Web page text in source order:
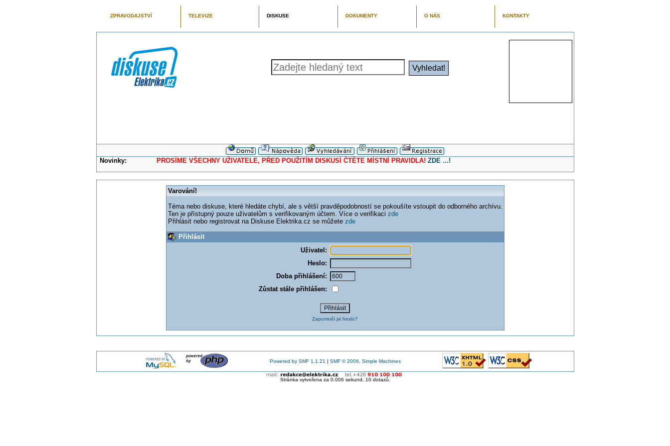
ZPRAVODAJSTVÍ TELEVIZE DISKUSE DOKUMENTY O NÁS KONTAKTY
Novinky: PROSÍME VŠECHNY UŽIVATELE, PŘED POUŽITÍM DISKUSÍ ČTĚTE MÍSTNÍ PRAVIDLA! ZDE ...!
Varování!
Téma nebo diskuse, které hledáte chybí, ale s větší pravděpodobností se pokoušíte vstoupit do odborného archívu.
Ten je přístupný pouze uživatelům s verifikovaným účtem. Více o verifikaci zde
Přihlásit nebo registrovat na Diskuse Elektrika.cz se můžete zde
Přihlásit
Uživatel:
Heslo:
Doba přihlášení:
Zůstat stále přihlášen:
Zapomněl jsi heslo?
Powered by SMF 1.1.21 | SMF © 2006, Simple Machines
Stránka vytvořena za 0.006 sekund, 10 dotazů.